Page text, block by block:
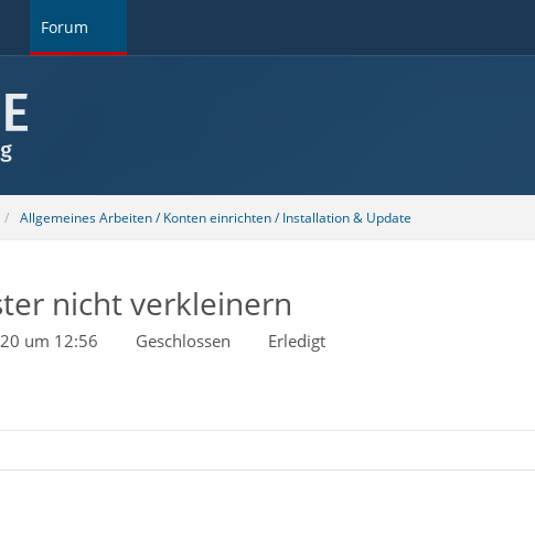
Forum
Allgemeines Arbeiten / Konten einrichten / Installation & Update
nicht verkleinern
um 12:56 Geschlossen Erledigt